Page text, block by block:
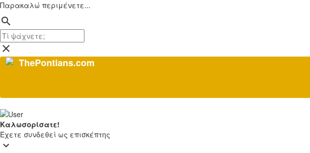
Παρακαλώ περιμένετε...
search
close
ThePontians.com
Καλωσορίσατε!
Έχετε συνδεθεί ως επισκέπτης
keyboard_arrow_down